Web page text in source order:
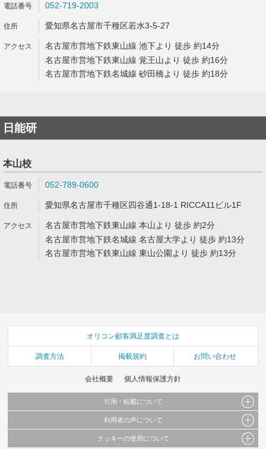
052-719-2003
愛知県名古屋市千種区若水3-5-27
名古屋市営地下鉄東山線 池下より 徒歩 約14分
名古屋市営地下鉄東山線 覚王山より 徒歩 約16分
名古屋市営地下鉄名城線 砂田橋より 徒歩 約18分
日能研
本山校
052-789-0600
愛知県名古屋市千種区四谷通1-18-1 RICCA11ビル1F
名古屋市営地下鉄東山線 本山より 徒歩 約2分
名古屋市営地下鉄名城線 名古屋大学より 徒歩 約13分
名古屋市営地下鉄東山線 東山公園より 徒歩 約13分
オリコン顧客満足度調査とは
調査方法 掲載規約 お問い合わせ
会社概要 個人情報保護方針
引用・転載について
当サイトで公開されている情報（文字、写真、イラスト、画像データ等）及びこれらの配
これらの情報を権利者の許可なく無断転載・複製などの二次利用を行うことは固く禁じて
利用者の声について
当サイトに掲載している内容はすべてサービスの利用者が提出された見解・感想です。
クッキーの使用について